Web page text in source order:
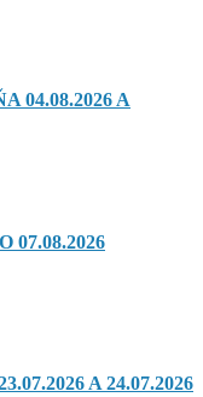
04.08.2026 A
07.08.2026
A 24.07.2026